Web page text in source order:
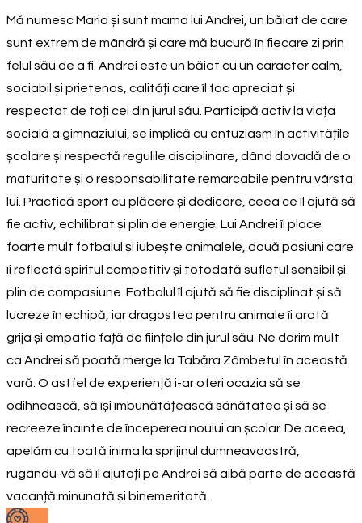
Mă numesc Maria și sunt mama lui Andrei, un băiat de care
sunt extrem de mândră și care mă bucură în fiecare zi prin
felul său de a fi. Andrei este un băiat cu un caracter calm,
sociabil și prietenos, calități care îl fac apreciat și
respectat de toți cei din jurul său. Participă activ la viața
socială a gimnaziului, se implică cu entuziasm în activitățile
școlare și respectă regulile disciplinare, dând dovadă de o
maturitate și o responsabilitate remarcabile pentru vârsta
lui. Practică sport cu plăcere și dedicare, ceea ce îl ajută să
fie activ, echilibrat și plin de energie. Lui Andrei îi place
foarte mult fotbalul și iubește animalele, două pasiuni care
îi reflectă spiritul competitiv și totodată sufletul sensibil și
plin de compasiune. Fotbalul îl ajută să fie disciplinat și să
lucreze în echipă, iar dragostea pentru animale îi arată
grija și empatia față de ființele din jurul său. Ne dorim mult
ca Andrei să poată merge la Tabăra Zâmbetul în această
vară. O astfel de experiență i-ar oferi ocazia să se
odihnească, să își îmbunătățească sănătatea și să se
recreeze înainte de începerea noului an școlar. De aceea,
apelăm cu toată inima la sprijinul dumneavoastră,
rugându-vă să îl ajutați pe Andrei să aibă parte de această
vacanță minunată și binemeritată.